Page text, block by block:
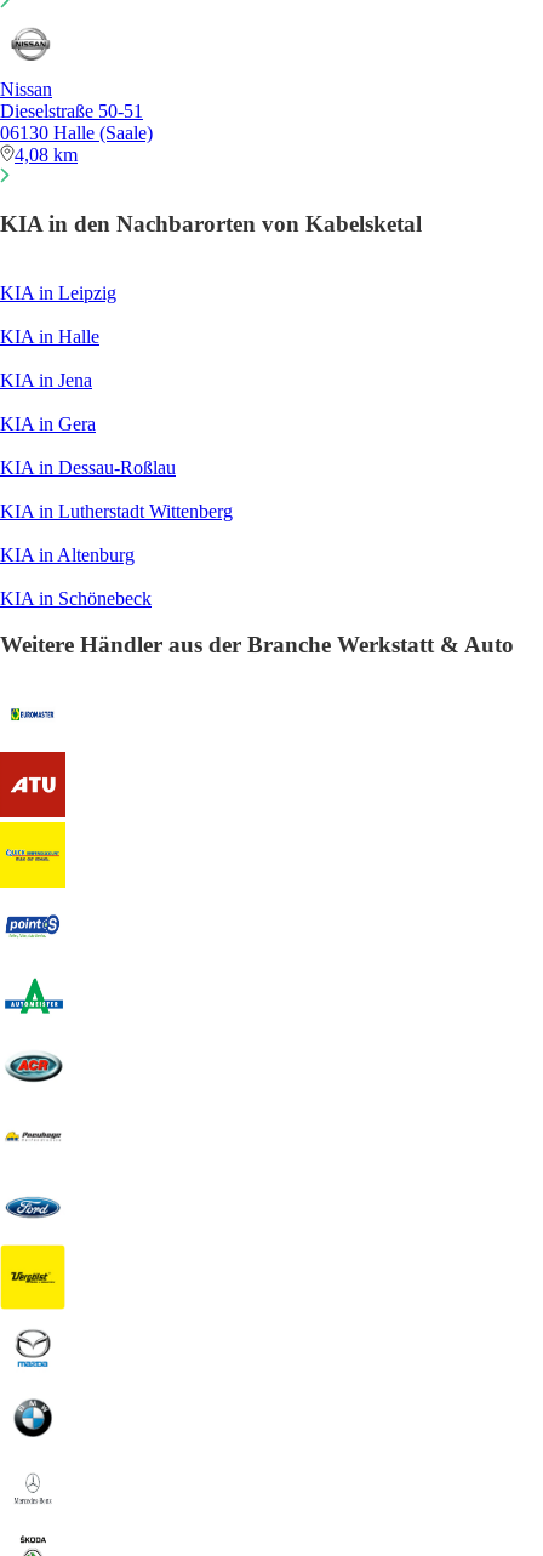
Nissan
Dieselstraße 50-51
06130 Halle (Saale)
4,08 km
KIA in den Nachbarorten von Kabelsketal
KIA in Leipzig
KIA in Halle
KIA in Jena
KIA in Gera
KIA in Dessau-Roßlau
KIA in Lutherstadt Wittenberg
KIA in Altenburg
KIA in Schönebeck
Weitere Händler aus der Branche Werkstatt & Auto